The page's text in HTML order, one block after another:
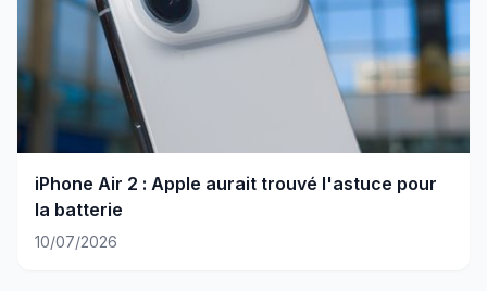
iPhone Air 2 : Apple aurait trouvé l'astuce pour
la batterie
10/07/2026